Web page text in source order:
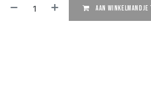
AAN WINKELMANDJE